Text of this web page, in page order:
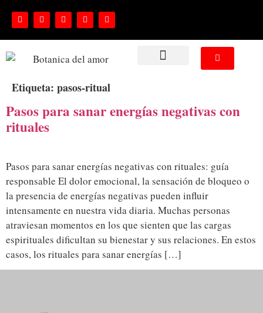
Etiqueta: pasos-ritual
Pasos para sanar energías negativas con
rituales
Pasos para sanar energías negativas con rituales: guía
responsable El dolor emocional, la sensación de bloqueo o
la presencia de energías negativas pueden influir
intensamente en nuestra vida diaria. Muchas personas
atraviesan momentos en los que sienten que las cargas
espirituales dificultan su bienestar y sus relaciones. En estos
casos, los rituales para sanar energías […]